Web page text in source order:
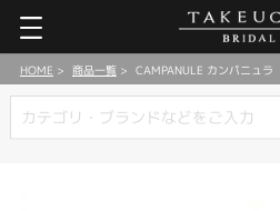
HOME 商品一覧 CAMPANULE カンパニュラ